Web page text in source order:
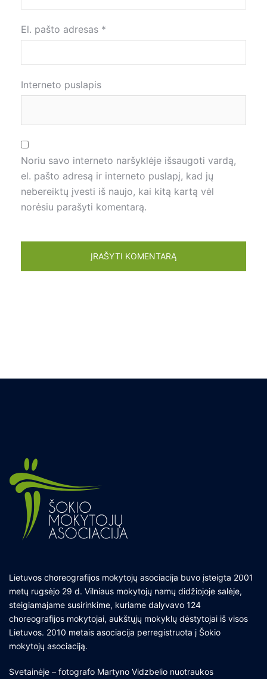
El. pašto adresas *
Interneto puslapis
Noriu savo interneto naršyklėje išsaugoti vardą,
el. pašto adresą ir interneto puslapį, kad jų
nebereiktų įvesti iš naujo, kai kitą kartą vėl
norėsiu parašyti komentarą.
Lietuvos choreografijos mokytojų asociacija buvo įsteigta 2001
metų rugsėjo 29 d. Vilniaus mokytojų namų didžiojoje salėje,
steigiamajame susirinkime, kuriame dalyvavo 124
choreografijos mokytojai, aukštųjų mokyklų dėstytojai iš visos
Lietuvos. 2010 metais asociacija perregistruota į Šokio
mokytojų asociaciją.
Svetainėje – fotografo Martyno Vidzbelio nuotraukos